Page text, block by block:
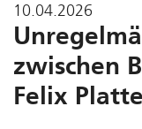
10.04.2026
zwischen
Felix